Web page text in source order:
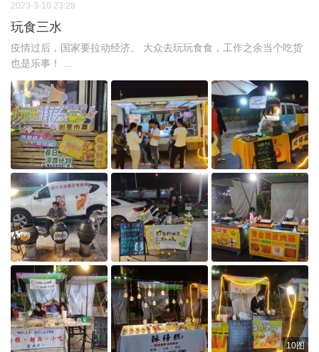
2023-3-10 23:28
玩食三水
疫情过后，国家要拉动经济。 大众去玩玩食食，工作之余当个吃货
也是乐事！ ...
10图